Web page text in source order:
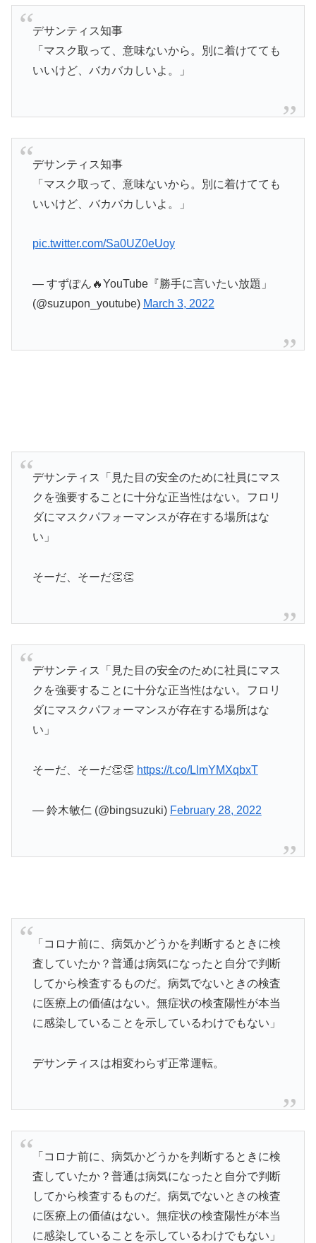
デサンティス知事
「マスク取って、意味ないから。別に着けてても
いいけど、バカバカしいよ。」
デサンティス知事
「マスク取って、意味ないから。別に着けてても
いいけど、バカバカしいよ。」
pic.twitter.com/Sa0UZ0eUoy
— すずぽん🔥YouTube『勝手に言いたい放題」
(@suzupon_youtube) March 3, 2022
デサンティス「見た目の安全のために社員にマス
クを強要することに十分な正当性はない。フロリ
ダにマスクパフォーマンスが存在する場所はな
い」
そーだ、そーだ👏👏
デサンティス「見た目の安全のために社員にマス
クを強要することに十分な正当性はない。フロリ
ダにマスクパフォーマンスが存在する場所はな
い」
そーだ、そーだ👏👏 https://t.co/LlmYMXqbxT
— 鈴木敏仁 (@bingsuzuki) February 28, 2022
「コロナ前に、病気かどうかを判断するときに検
査していたか？普通は病気になったと自分で判断
してから検査するものだ。病気でないときの検査
に医療上の価値はない。無症状の検査陽性が本当
に感染していることを示しているわけでもない」
デサンティスは相変わらず正常運転。
「コロナ前に、病気かどうかを判断するときに検
査していたか？普通は病気になったと自分で判断
してから検査するものだ。病気でないときの検査
に医療上の価値はない。無症状の検査陽性が本当
に感染していることを示しているわけでもない」